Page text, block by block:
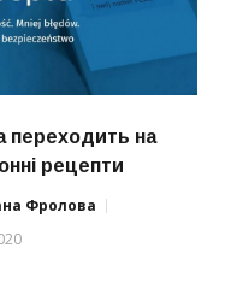
переходить на
рецепти
Фролова